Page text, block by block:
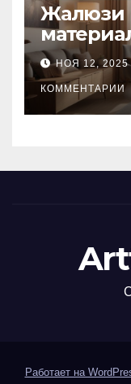
Жалюзи
НОЯ 12, 2025
КОММЕНТАРИИ
Работает на